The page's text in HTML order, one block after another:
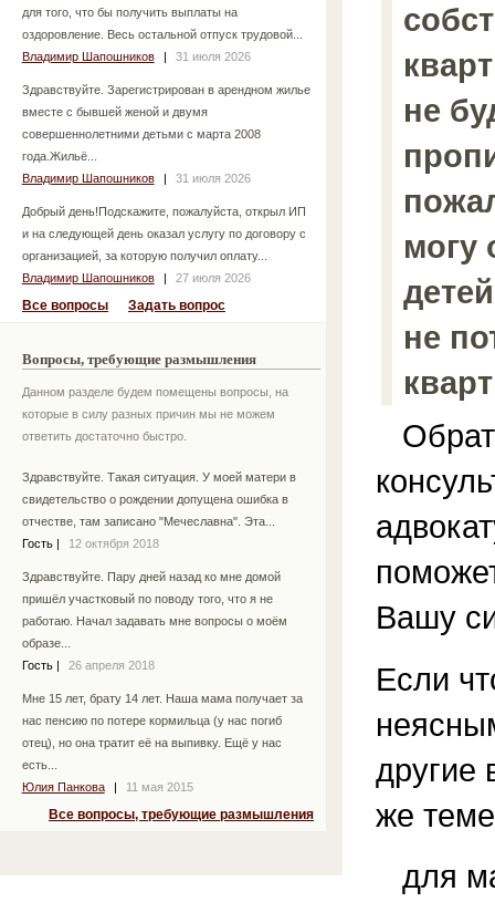
для того, что бы получить выплаты на
оздоровление. Весь остальной отпуск трудовой...
Владимир Шапошников
| 31 июля 2026
Здравствуйте. Зарегистрирован в арендном жилье
вместе с бывшей женой и двумя
совершеннолетними детьми с марта 2008
года.Жильё...
Владимир Шапошников
| 31 июля 2026
Добрый день!Подскажите, пожалуйста, открыл ИП
и на следующей день оказал услугу по договору с
организацией, за которую получил оплату...
Владимир Шапошников
| 27 июля 2026
Все вопросы Задать вопрос
Вопросы, требующие размышления
Данном разделе будем помещены вопросы, на
которые в силу разных причин мы не можем
ответить достаточно быстро.
Здравствуйте. Такая ситуация. У моей матери в
свидетельство о рождении допущена ошибка в
отчестве, там записано "Мечеславна". Эта...
Гость
12 октября 2018
Здравствуйте. Пару дней назад ко мне домой
пришёл участковый по поводу того, что я не
работаю. Начал задавать мне вопросы о моём
образе...
Гость
26 апреля 2018
Мне 15 лет, брату 14 лет. Наша мама получает за
нас пенсию по потере кормильца (у нас погиб
отец), но она тратит её на выпивку. Ещё у нас
есть...
Юлия Панкова
11 мая 2015
Все вопросы, требующие размышления
не
могу
не
Вашу
Если
другие
же
для